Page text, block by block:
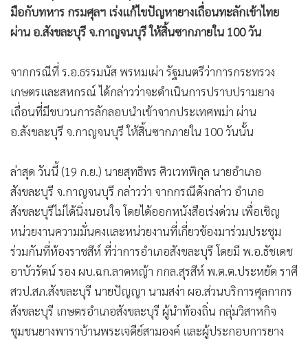
• เศรษฐกิจ-ธุรกิจ
• จีน
• อาชญากรรม
• Motoring
• เกม
• วิทยาศาสตร์
•
หุ้น
•
อินโดจีน
กองทุนรวม
• Celeb Online
• Factcheck
• ญี่ปุ่น
• News1
• Gotomanager
มือกับทหาร กรมศุลฯ เร่งแก้ไขปัญหายางเถื่อนทะลักเข้าไทย
ผ่าน อ.สังขละบุรี จ.กาญจนบุรี ให้สิ้นซากภายใน 100 วัน
จากกรณีที่ ร.อ.ธรรมนัส พรหมเผ่า รัฐมนตรีว่าการกระทรวง
เกษตรและสหกรณ์ ได้กล่าวว่าจะดำเนินการปราบปรามยาง
เถื่อนที่มีขบวนการลักลอบนำเข้าจากประเทศพม่า ผ่าน
อ.สังขละบุรี จ.กาญจนบุรี ให้สิ้นซากภายใน 100 วันนั้น
ล่าสุด วันนี้ (19 ก.ย.) นายสุทธิพร ศิวเวทพิกุล นายอำเภอ
สังขละบุรี จ.กาญจนบุรี กล่าวว่า จากกรณีดังกล่าว อำเภอ
สังขละบุรีไม่ได้นิ่งนอนใจ โดยได้ออกหนังสือเร่งด่วน เพื่อเชิญ
หน่วยงานความมั่นคงและหน่วยงานที่เกี่ยวข้องมาร่วมประชุม
ร่วมกันที่ห้องราชสีห์ ที่ว่าการอำเภอสังขละบุรี โดยมี พ.อ.ธัชเดช
อาบัวรัตน์ รอง ผบ.ฉก.ลาดหญ้า กกล.สุรสีห์ พ.ต.ต.ประหยัด ราศี
สวป.สภ.สังขละบุรี นายปัญญา นามสง่า ผอ.ส่วนบริการศุลกากร
สังขละบุรี เกษตรอำเภอสังขละบุรี ผู้นำท้องถิ่น กลุ่มวิสาหกิจ
ชุมชนยางพาราบ้านพระเจดีย์สามองค์ และผู้ประกอบการยาง